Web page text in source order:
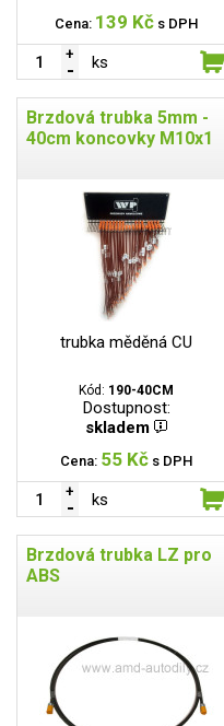
Cena: 139 Kč s DPH
ks
Brzdová trubka 5mm -
40cm koncovky M10x1
trubka měděná CU
Kód: 190-40CM
Dostupnost:
skladem
Cena: 55 Kč s DPH
ks
Brzdová trubka LZ pro
ABS